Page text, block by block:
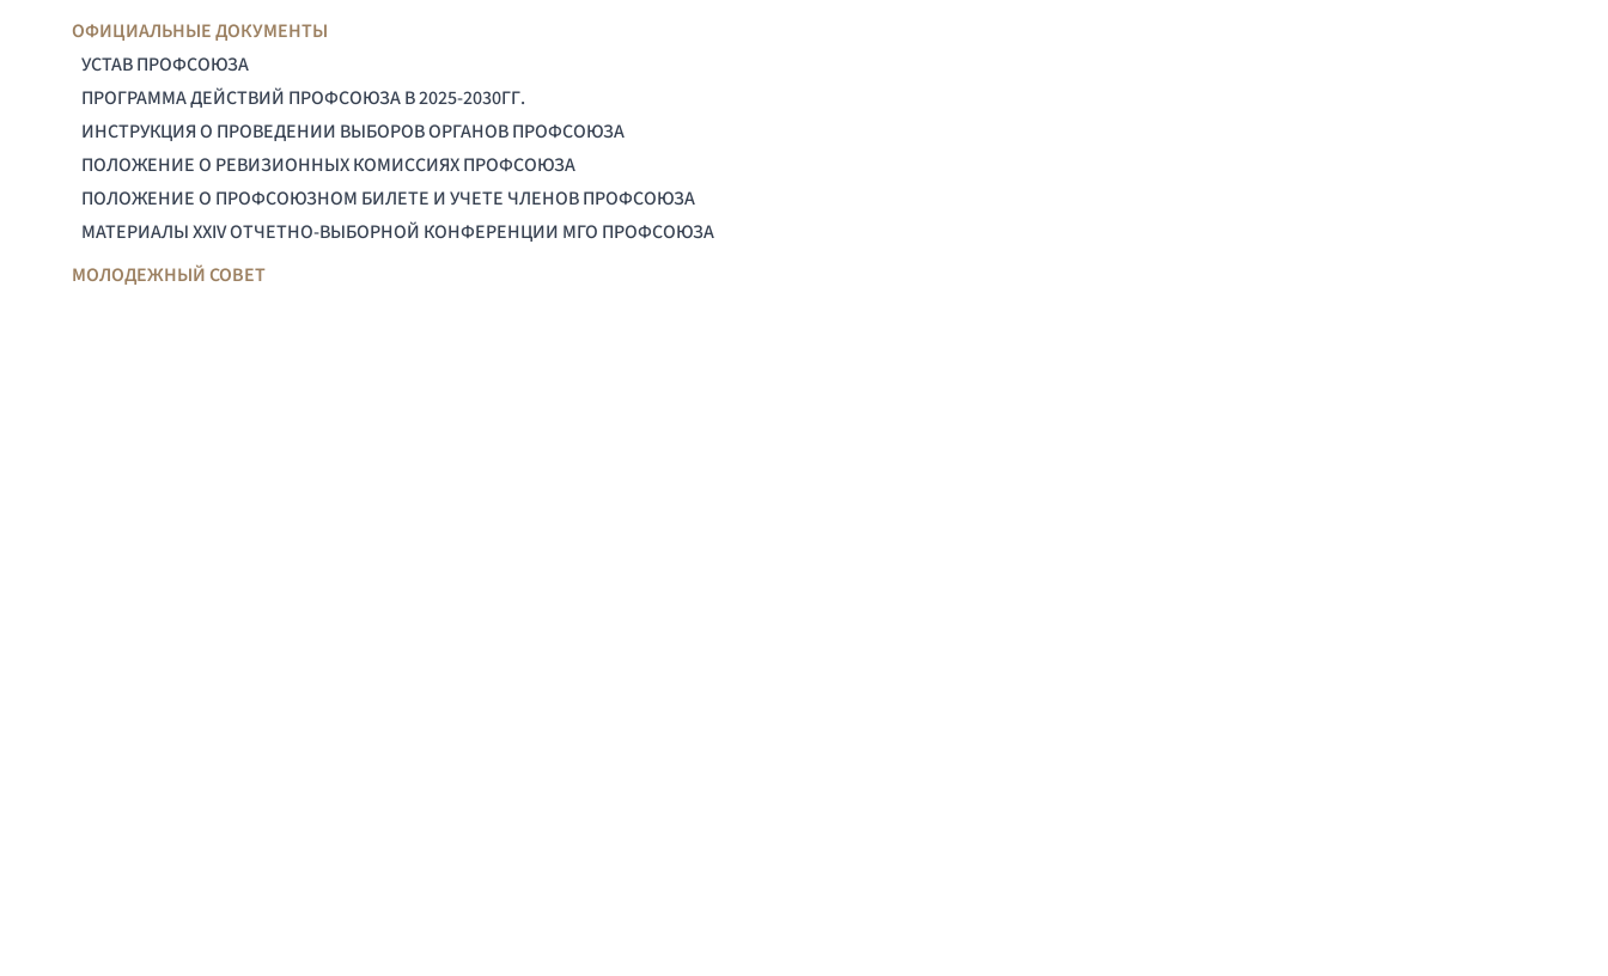
ОФИЦИАЛЬНЫЕ ДОКУМЕНТЫ
УСТАВ ПРОФСОЮЗА
ПРОГРАММА ДЕЙСТВИЙ ПРОФСОЮЗА В 2025-2030ГГ.
ИНСТРУКЦИЯ О ПРОВЕДЕНИИ ВЫБОРОВ ОРГАНОВ ПРОФСОЮЗА
ПОЛОЖЕНИЕ О РЕВИЗИОННЫХ КОМИССИЯХ ПРОФСОЮЗА
ПОЛОЖЕНИЕ О ПРОФСОЮЗНОМ БИЛЕТЕ И УЧЕТЕ ЧЛЕНОВ ПРОФСОЮЗА
МАТЕРИАЛЫ XXIV ОТЧЕТНО-ВЫБОРНОЙ КОНФЕРЕНЦИИ МГО ПРОФСОЮЗА
МОЛОДЕЖНЫЙ СОВЕТ